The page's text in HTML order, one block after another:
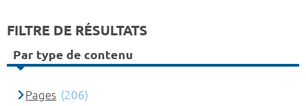
FILTRE DE RÉSULTATS
Par type de contenu
Pages (206)